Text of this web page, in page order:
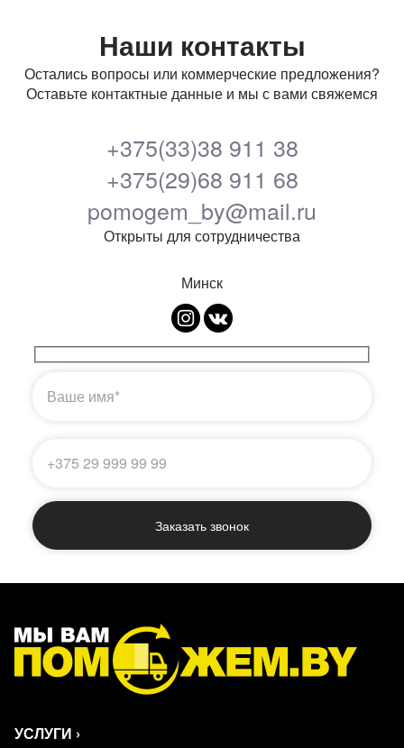
Наши контакты
Остались вопросы или коммерческие предложения?
Оставьте контактные данные и мы с вами свяжемся
+375(33)38 911 38
+375(29)68 911 68
pomogem_by@mail.ru
Открыты для сотрудничества
Минск
УСЛУГИ ›